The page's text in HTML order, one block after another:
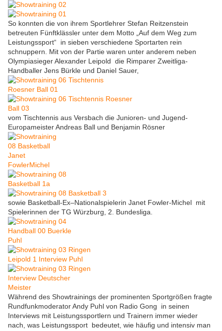
So konnten die von ihrem Sportlehrer Stefan Reitzenstein
betreuten Fünftklässler unter dem Motto „Auf dem Weg zum
Leistungssport“ in sieben verschiedene Sportarten rein
schnuppern. Mit von der Partie waren unter anderem neben
Olympiasieger Alexander Leipold die Rimparer Zweitliga-
Handballer Jens Bürkle und Daniel Sauer,
vom Tischtennis aus Versbach die Junioren- und Jugend-
Europameister Andreas Ball und Benjamin Rösner
sowie Basketball-Ex–Nationalspielerin Janet Fowler-Michel mit
Spielerinnen der TG Würzburg, 2. Bundesliga.
Während des Showtrainings der prominenten Sportgrößen fragte
Rundfunkmoderator Andy Puhl von Radio Gong in seinen
Interviews mit Leistungssportlern und Trainern immer wieder
nach, was Leistungssport bedeutet, wie häufig und intensiv man